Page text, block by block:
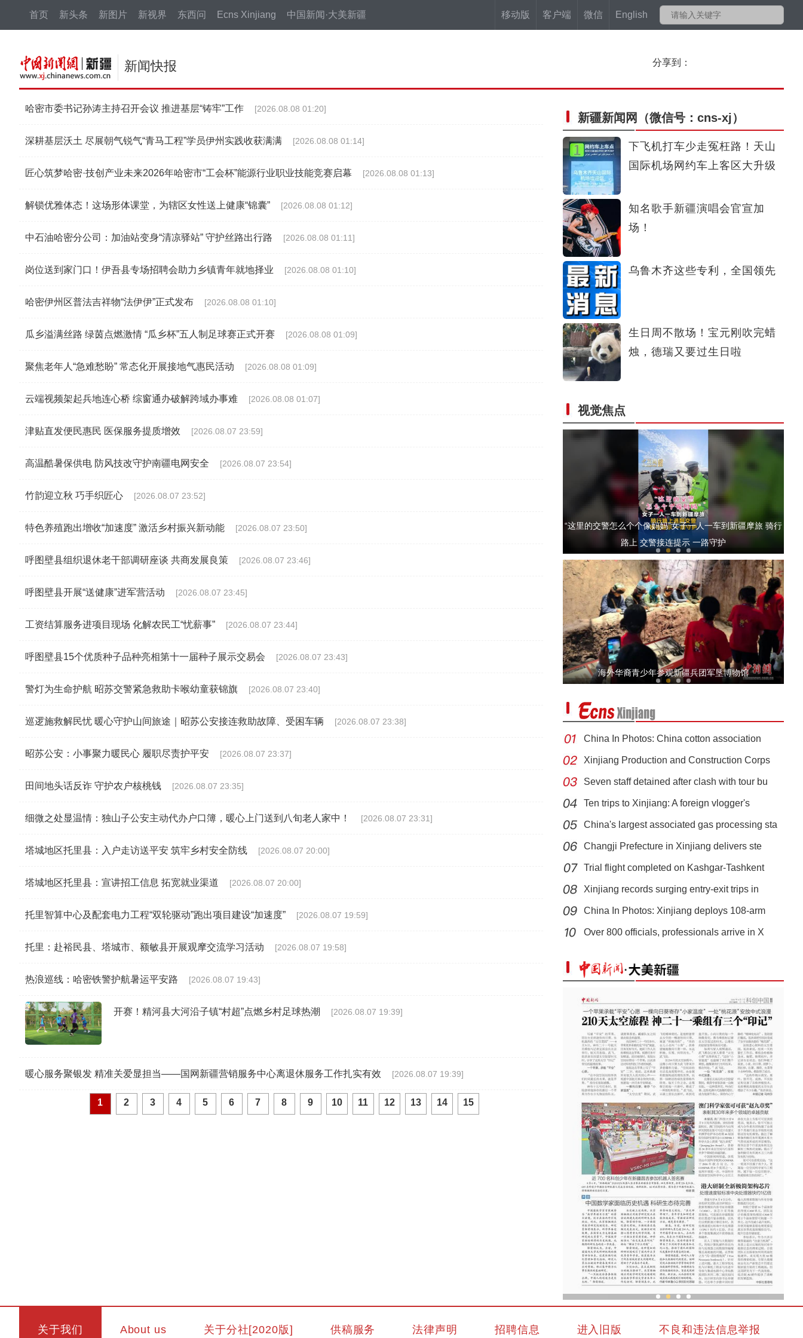
移动版
客户端 微信 English
首页 新头条 新图片 新视界 东西问 Ecns Xinjiang 中国新闻·大美新疆
新闻快报 分享到：
哈密市委书记孙涛主持召开会议 推进基层“铸牢”工作 [2026.08.08 01:20]
深耕基层沃土 尽展朝气锐气“青马工程”学员伊州实践收获满满 [2026.08.08 01:14]
匠心筑梦哈密·技创产业未来2026年哈密市“工会杯”能源行业职业技能竞赛启幕 [2026.08.08 01:13]
解锁优雅体态！这场形体课堂，为辖区女性送上健康“锦囊” [2026.08.08 01:12]
中石油哈密分公司：加油站变身“清凉驿站” 守护丝路出行路 [2026.08.08 01:11]
岗位送到家门口！伊吾县专场招聘会助力乡镇青年就地择业 [2026.08.08 01:10]
哈密伊州区普法吉祥物“法伊伊”正式发布 [2026.08.08 01:10]
瓜乡溢满丝路 绿茵点燃激情 “瓜乡杯”五人制足球赛正式开赛 [2026.08.08 01:09]
聚焦老年人“急难愁盼” 常态化开展接地气惠民活动 [2026.08.08 01:09]
云端视频架起兵地连心桥 综窗通办破解跨域办事难 [2026.08.08 01:07]
津贴直发便民惠民 医保服务提质增效 [2026.08.07 23:59]
高温酷暑保供电 防风技改守护南疆电网安全 [2026.08.07 23:54]
竹韵迎立秋 巧手织匠心 [2026.08.07 23:52]
特色养殖跑出增收“加速度” 激活乡村振兴新动能 [2026.08.07 23:50]
呼图壁县组织退休老干部调研座谈 共商发展良策 [2026.08.07 23:46]
呼图壁县开展“送健康”进军营活动 [2026.08.07 23:45]
工资结算服务进项目现场 化解农民工“忧薪事” [2026.08.07 23:44]
呼图壁县15个优质种子品种亮相第十一届种子展示交易会 [2026.08.07 23:43]
警灯为生命护航 昭苏交警紧急救助卡喉幼童获锦旗 [2026.08.07 23:40]
巡逻施救解民忧 暖心守护山间旅途｜昭苏公安接连救助故障、受困车辆 [2026.08.07 23:38]
昭苏公安：小事聚力暖民心 履职尽责护平安 [2026.08.07 23:37]
田间地头话反诈 守护农户核桃钱 [2026.08.07 23:35]
细微之处显温情：独山子公安主动代办户口簿，暖心上门送到八旬老人家中！ [2026.08.07 23:31]
塔城地区托里县：入户走访送平安 筑牢乡村安全防线 [2026.08.07 20:00]
塔城地区托里县：宣讲招工信息 拓宽就业渠道 [2026.08.07 20:00]
托里智算中心及配套电力工程“双轮驱动”跑出项目建设“加速度” [2026.08.07 19:59]
托里：赴裕民县、塔城市、额敏县开展观摩交流学习活动 [2026.08.07 19:58]
热浪巡线：哈密铁警护航暑运平安路 [2026.08.07 19:43]
开赛！精河县大河沿子镇“村超”点燃乡村足球热潮 [2026.08.07 19:39]
暖心服务聚银发 精准关爱显担当——国网新疆营销服务中心离退休服务工作扎实有效 [2026.08.07 19:39]
1 2 3 4 5 6 7 8 9 10 11 12 13 14 15
新疆新闻网 （微信号：cns-xj）
下飞机打车少走冤枉路！天山
国际机场网约车上客区大升级
知名歌手新疆演唱会官宣加
场！
乌鲁木齐这些专利，全国领先
生日周不散场！宝元刚吹完蜡
烛，德瑞又要过生日啦
视觉焦点
新疆轮台：车辆失控坠渠孕妇被困，民辅警用木板搭起“生
新疆乌恰：三头骆驼深陷戈壁淤泥，警民合力两小时紧急施
“这里的交警怎么个个像妈妈”女子一人一车到新疆摩旅 骑行
路上 交警接连提示 一路守护
全国青少年女子足球民族团结友谊赛在新疆开赛
救
海外华裔青少年参观新疆兵团军垦博物馆
China In Photos: China cotton association
Xinjiang Production and Construction Corps
Seven staff detained after clash with tour bu
Ten trips to Xinjiang: A foreign vlogger's
China's largest associated gas processing sta
Changji Prefecture in Xinjiang delivers ste
Trial flight completed on Kashgar-Tashkent
Xinjiang records surging entry-exit trips in
China In Photos: Xinjiang deploys 108-arm
Over 800 officials, professionals arrive in X
关于我们 About us 关于分社[2020版] 供稿服务 法律声明 招聘信息 进入旧版 不良和违法信息举报